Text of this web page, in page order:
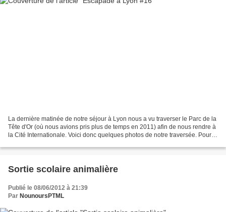
La dernière matinée de notre séjour à Lyon nous a vu traverser le Parc de la
Tête d'Or (où nous avions pris plus de temps en 2011) afin de nous rendre à
la Cité Internationale. Voici donc quelques photos de notre traversée. Pour
Sortie scolaire animalière
Publié le 08/06/2012 à 21:39
Par NounoursPTML